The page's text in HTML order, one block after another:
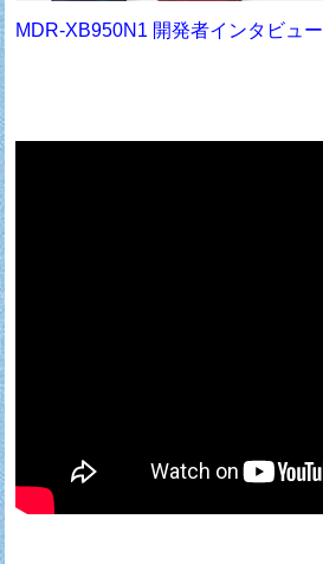
MDR-XB950N1 開発者インタビュー